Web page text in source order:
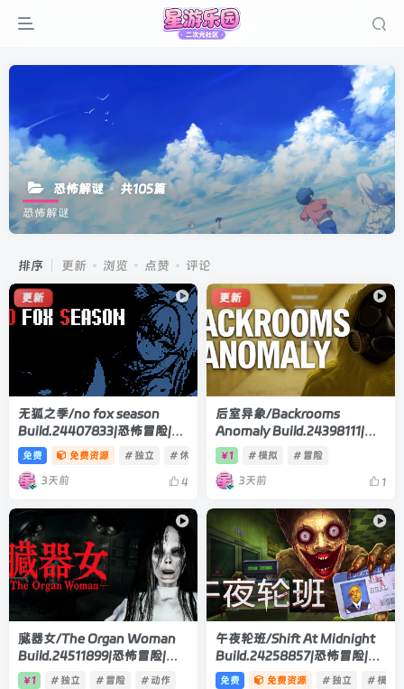
恐怖解谜 共105篇
恐怖解谜
排序 更新 浏览 点赞 评论
更新
无狐之季/no fox season
Build.24407833|恐怖冒险|容
量777MB|官方中文版
免费 免费资源 # 独立 # 休闲 # 动作
3天前 4
更新
后室异象/Backrooms
Anomaly Build.24398111|恐
怖冒险|容量1.8GB|官方中文版
￥1 # 模拟 # 冒险
3天前 1
臓器女/The Organ Woman
Build.24511899|恐怖冒险|容
量4.3GB|官方中文版
￥1 # 独立 # 冒险 # 动作
午夜轮班/Shift At Midnight
Build.24258857|恐怖冒险|容
量866MB|官方中文版
免费 免费资源 # 独立 # 模拟